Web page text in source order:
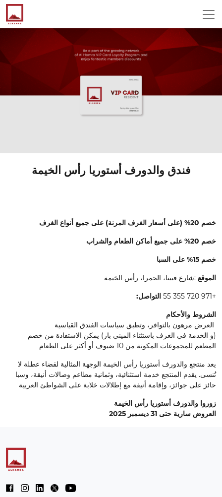
فندق والدورف أستوريا رأس الخيمة
خصم 20% (على أسعار الغرف المرنة) على جميع أنواع الغرف
خصم 20% على جميع أماكن الطعام والشراب
خصم 15% على السبا
الموقع :شارع فيينا، الحمرا، رأس الخيمة
+971 720 355 55 التواصل:
الشروط والأحكام
العرض مرهون بالتوافر، وتطبق سياسات الفندق القياسية
(و الخدمة في الغرف باستثناء الميني بار) يمكن الاستفادة من خصم
المطعم للمجموعات المكونة من 10 ضيوف أو أكثر على الطعام
يعد منتجع والدورف أستوريا رأس الخيمة الوجهة المثالية لقضاء عطلة لا
تُنسى. يقدم المنتجع خدمة استثنائية، وثمانية مطاعم وصالات أنيقة، وسبا
حائز على جوائز، وإقامة أنيقة مع إطلالات خلابة على الشواطئ العربية
زوروا والدورف أستوريا رأس الخيمة
العروض سارية حتى 31 ديسمبر 2025